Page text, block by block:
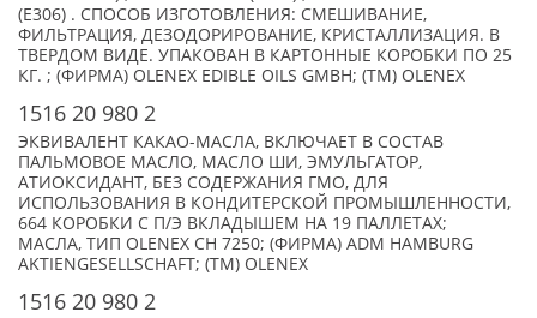
(Е306) . СПОСОБ ИЗГОТОВЛЕНИЯ: СМЕШИВАНИЕ,
ФИЛЬТРАЦИЯ, ДЕЗОДОРИРОВАНИЕ, КРИСТАЛЛИЗАЦИЯ. В
ТВЕРДОМ ВИДЕ. УПАКОВАН В КАРТОННЫЕ КОРОБКИ ПО 25
КГ. ; (ФИРМА) OLENEX EDIBLE OILS GMBH; (TM) OLENEX
1516 20 980 2
ЭКВИВАЛЕНТ КАКАО-МАСЛА, ВКЛЮЧАЕТ В СОСТАВ
ПАЛЬМОВОЕ МАСЛО, МАСЛО ШИ, ЭМУЛЬГАТОР,
АТИОКСИДАНТ, БЕЗ СОДЕРЖАНИЯ ГМО, ДЛЯ
ИСПОЛЬЗОВАНИЯ В КОНДИТЕРСКОЙ ПРОМЫШЛЕННОСТИ,
664 КОРОБКИ С П/Э ВКЛАДЫШЕМ НА 19 ПАЛЛЕТАХ;
МАСЛА, ТИП OLENEX CH 7250; (ФИРМА) ADM HAMBURG
AKTIENGESELLSCHAFT; (TM) OLENEX
1516 20 980 2